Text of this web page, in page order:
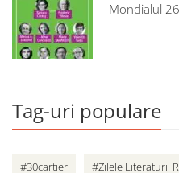
Mondialul
Tag-uri populare
#30cartier #Zilele Literaturii